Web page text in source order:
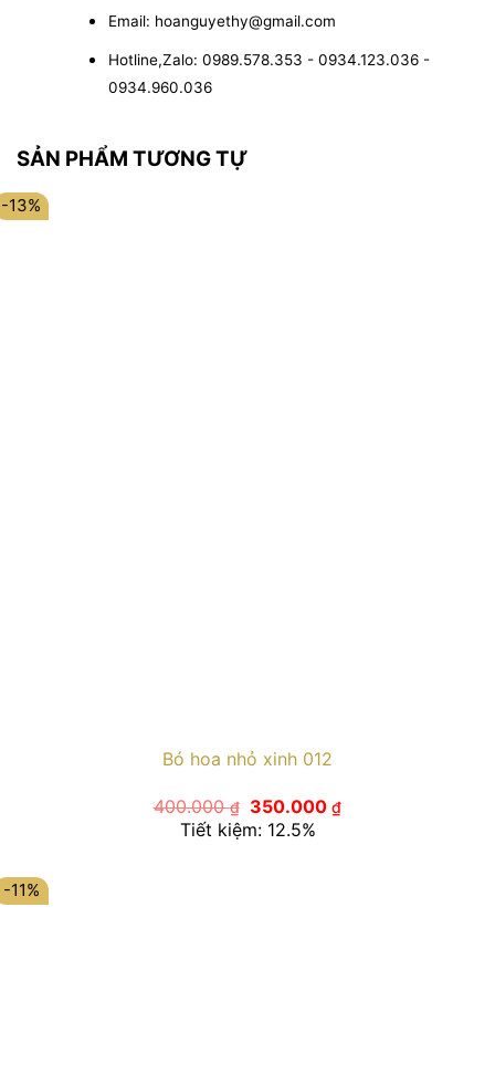
Email: hoanguyethy@gmail.com
Hotline,Zalo: 0989.578.353 - 0934.123.036 -
0934.960.036
SẢN PHẨM TƯƠNG TỰ
-13%
Bó hoa nhỏ xinh 012
400.000₫
Giá
gốc
là:
350.000₫Giá
Tiết kiệm: 12.5%
-11%